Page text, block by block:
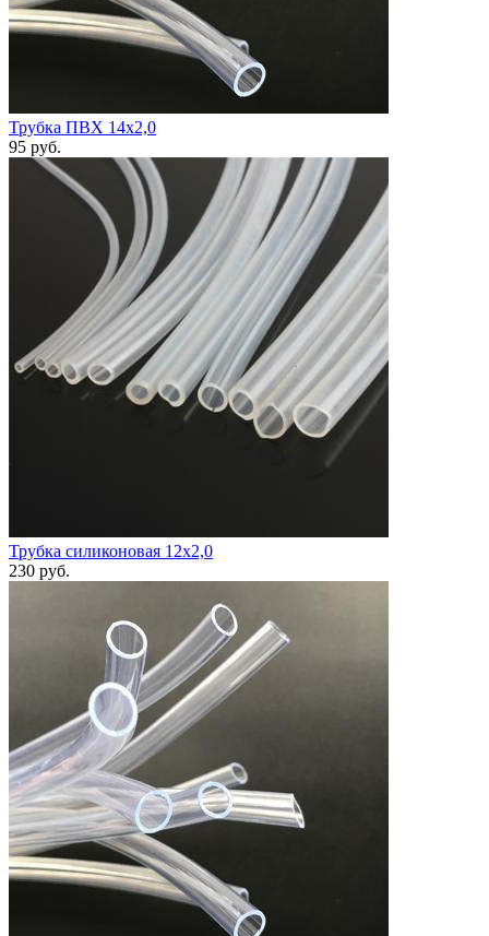
Трубка ПВХ 14х2,0
95 руб.
Трубка силиконовая 12х2,0
230 руб.